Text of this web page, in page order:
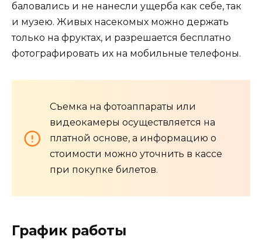
баловались и не нанесли ущерба как себе, так
и музею. Живых насекомых можно держать
только на фруктах, и разрешается бесплатно
фотографировать их на мобильные телефоны.
Съемка на фотоаппараты или
видеокамеры осуществляется на
платной основе, а информацию о
стоимости можно уточнить в кассе
при покупке билетов.
График работы